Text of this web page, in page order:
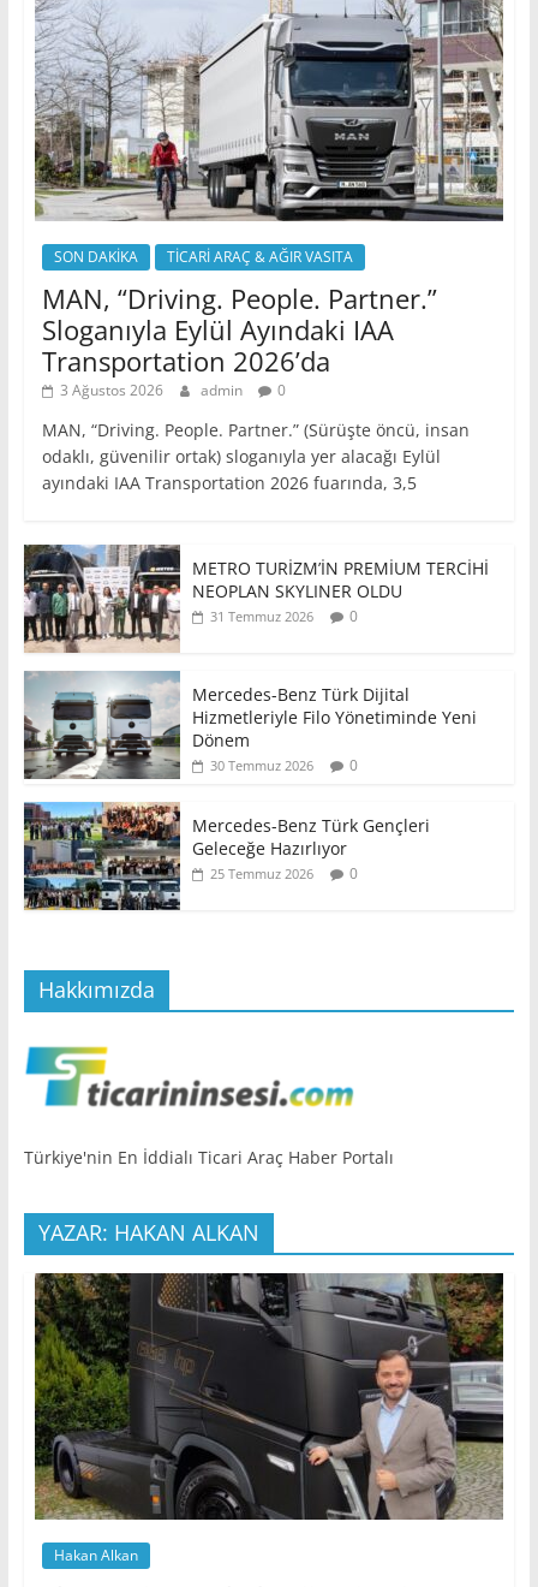
SON DAKİKA TİCARİ ARAÇ & AĞIR VASITA
MAN, “Driving. People. Partner.”
Sloganıyla Eylül Ayındaki IAA
Transportation 2026’da
3 Ağustos 2026 admin 0
MAN, “Driving. People. Partner.” (Sürüşte öncü, insan
odaklı, güvenilir ortak) sloganıyla yer alacağı Eylül
ayındaki IAA Transportation 2026 fuarında, 3,5
METRO TURİZM’İN PREMİUM TERCİHİ
NEOPLAN SKYLINER OLDU
31 Temmuz 2026 0
Mercedes-Benz Türk Dijital
Hizmetleriyle Filo Yönetiminde Yeni
Dönem
30 Temmuz 2026 0
Mercedes-Benz Türk Gençleri
Geleceğe Hazırlıyor
25 Temmuz 2026 0
Hakkımızda
Türkiye'nin En İddialı Ticari Araç Haber Portalı
YAZAR: HAKAN ALKAN
Hakan Alkan